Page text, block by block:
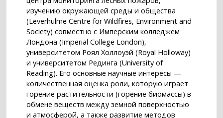
изучению окружающей среды и общества
(Leverhulme Centre for Wildfires, Environment and
Society) совместно с Имперским колледжем
Лондона (Imperial College London),
университетом Роял Холлоуэй (Royal Holloway)
и университетом Рединга (University of
Reading). Его основные научные интересы —
количественная оценка роли, которую играет
горение растительности (горение биомассы) в
обмене веществ между земной поверхностью
и атмосферой, а также развитие методов